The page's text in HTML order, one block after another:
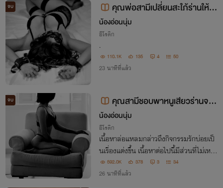
จบ
คุณพ่อสามีเปลี่ยนสะใภ้ร่านให้เชื่
อง
น้องอ่อนนุ่ม
อีโรติก
.
110.1K 135 4 50
23 นาทีที่แล้ว
จบ
คุณสามีชอบพาหนูเสียวร่านจน
ติดใจ NC18+🔞 ( E-Book จบแล้ว
)
น้องอ่อนนุ่ม
อีโรติก
เนื้อหาล่อแหลมกล่าวถึงกิจกรรมรักบ่อยเป็
นเรื่องแต่งขึ้น เนื้อหาต่อไปนี้มีส่วนที่ไม่เหมา
ะสมและละเอียดอ่อนเป็นอย่างมาก โปรดใช้วิ
จารณญาณในการอ่าน
592.0K 378 3 34
26 นาทีที่แล้ว